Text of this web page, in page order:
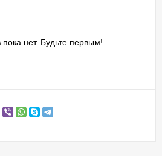
нет. Будьте первым!